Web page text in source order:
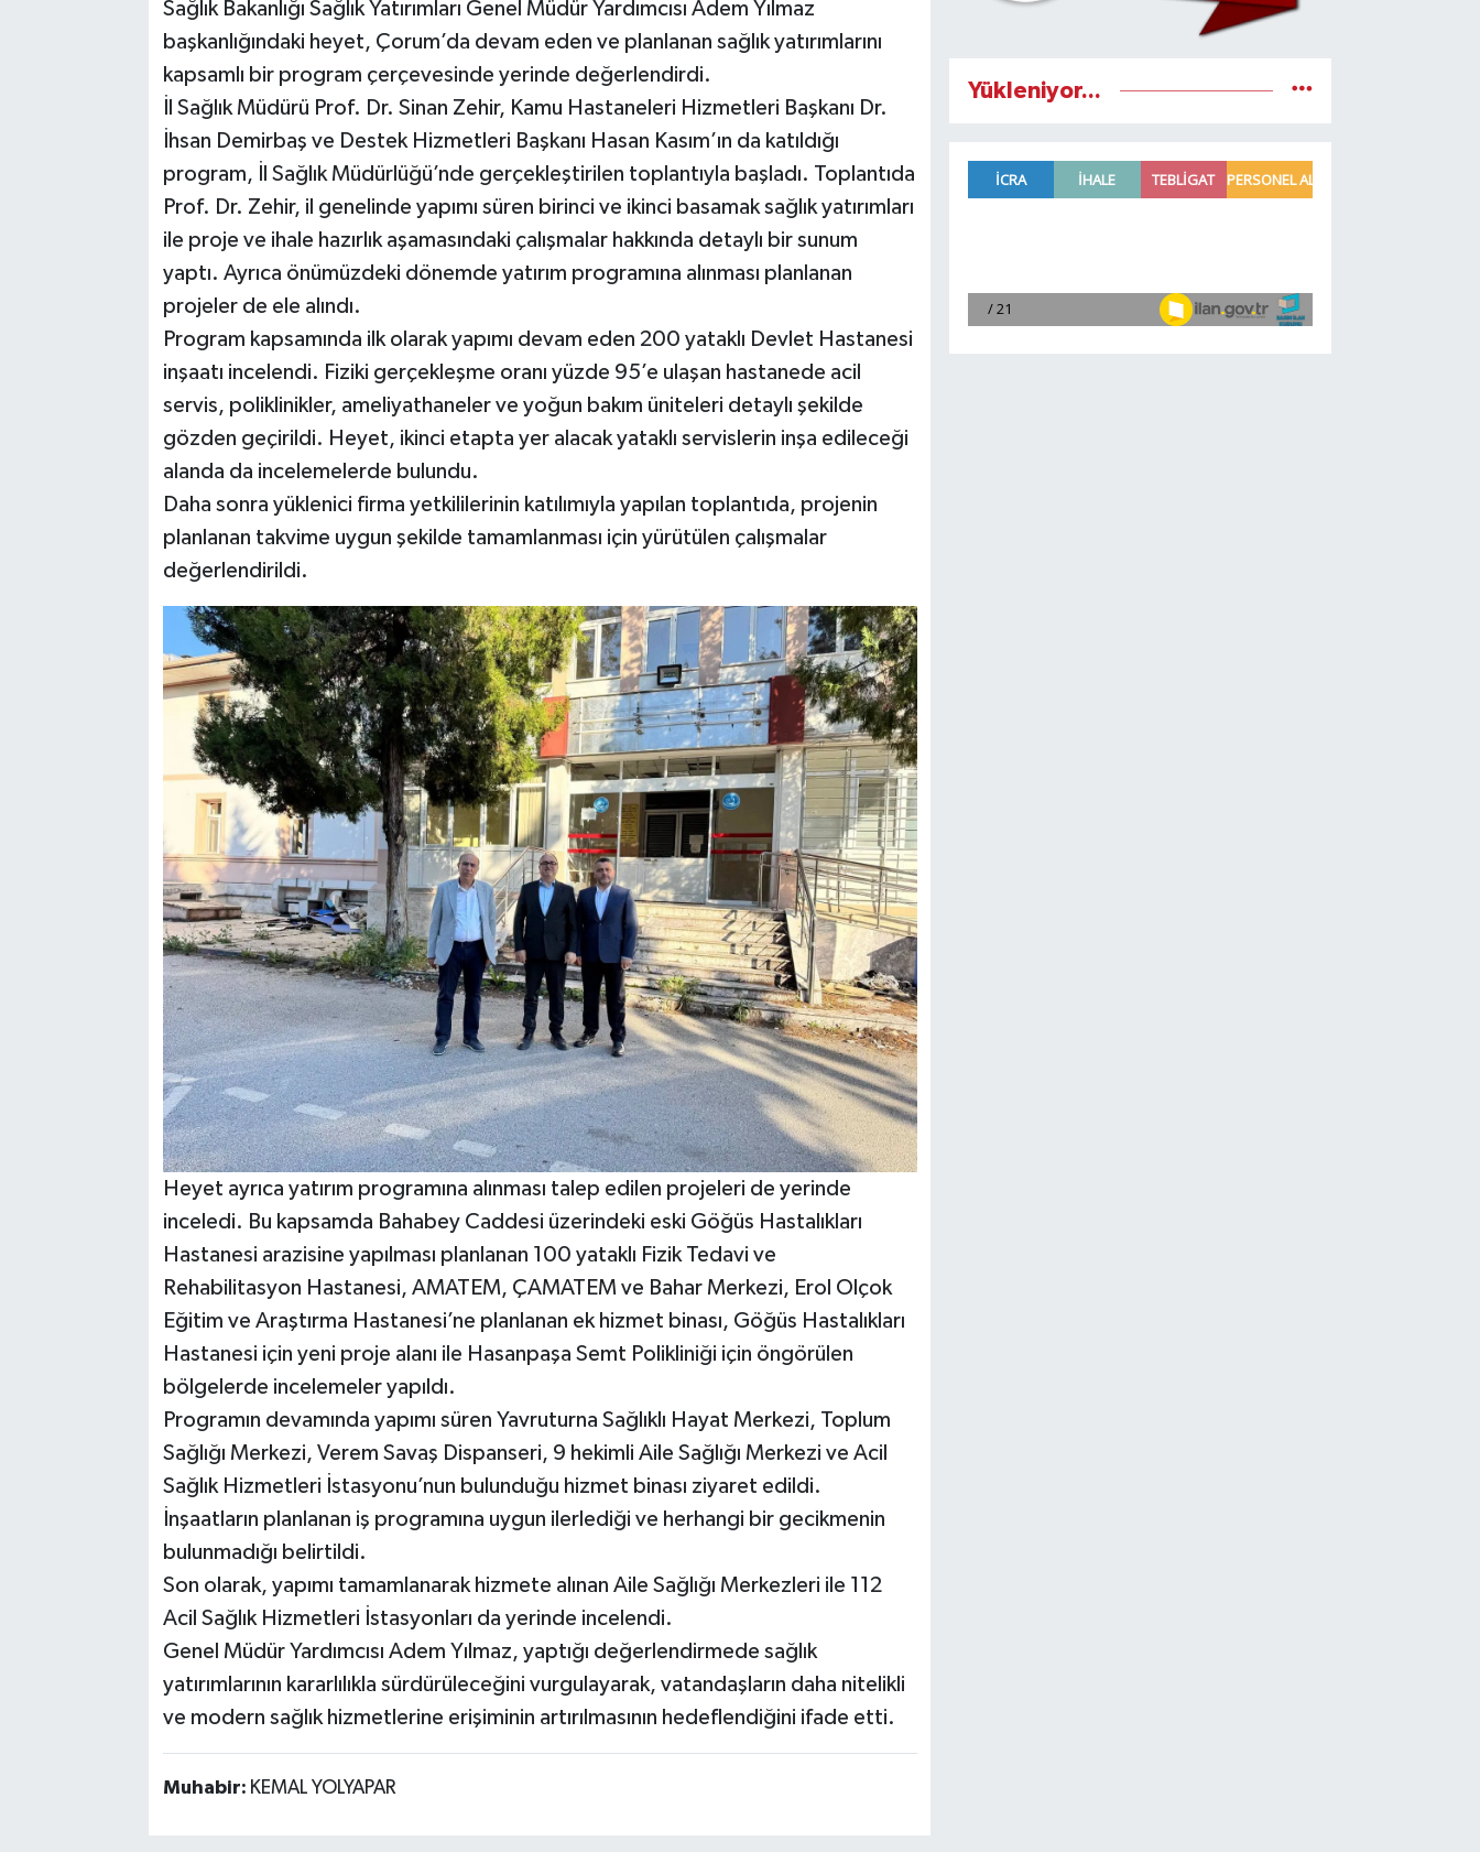
Sağlık Bakanlığı Sağlık Yatırımları Genel Müdür Yardımcısı Adem Yılmaz
başkanlığındaki heyet, Çorum’da devam eden ve planlanan sağlık yatırımlarını
kapsamlı bir program çerçevesinde yerinde değerlendirdi.
İl Sağlık Müdürü Prof. Dr. Sinan Zehir, Kamu Hastaneleri Hizmetleri Başkanı Dr.
İhsan Demirbaş ve Destek Hizmetleri Başkanı Hasan Kasım’ın da katıldığı
program, İl Sağlık Müdürlüğü’nde gerçekleştirilen toplantıyla başladı. Toplantıda
Prof. Dr. Zehir, il genelinde yapımı süren birinci ve ikinci basamak sağlık yatırımları
ile proje ve ihale hazırlık aşamasındaki çalışmalar hakkında detaylı bir sunum
yaptı. Ayrıca önümüzdeki dönemde yatırım programına alınması planlanan
projeler de ele alındı.
Program kapsamında ilk olarak yapımı devam eden 200 yataklı Devlet Hastanesi
inşaatı incelendi. Fiziki gerçekleşme oranı yüzde 95’e ulaşan hastanede acil
servis, poliklinikler, ameliyathaneler ve yoğun bakım üniteleri detaylı şekilde
gözden geçirildi. Heyet, ikinci etapta yer alacak yataklı servislerin inşa edileceği
alanda da incelemelerde bulundu.
Daha sonra yüklenici firma yetkililerinin katılımıyla yapılan toplantıda, projenin
planlanan takvime uygun şekilde tamamlanması için yürütülen çalışmalar
değerlendirildi.
Heyet ayrıca yatırım programına alınması talep edilen projeleri de yerinde
inceledi. Bu kapsamda Bahabey Caddesi üzerindeki eski Göğüs Hastalıkları
Hastanesi arazisine yapılması planlanan 100 yataklı Fizik Tedavi ve
Rehabilitasyon Hastanesi, AMATEM, ÇAMATEM ve Bahar Merkezi, Erol Olçok
Eğitim ve Araştırma Hastanesi’ne planlanan ek hizmet binası, Göğüs Hastalıkları
Hastanesi için yeni proje alanı ile Hasanpaşa Semt Polikliniği için öngörülen
bölgelerde incelemeler yapıldı.
Programın devamında yapımı süren Yavruturna Sağlıklı Hayat Merkezi, Toplum
Sağlığı Merkezi, Verem Savaş Dispanseri, 9 hekimli Aile Sağlığı Merkezi ve Acil
Sağlık Hizmetleri İstasyonu’nun bulunduğu hizmet binası ziyaret edildi.
İnşaatların planlanan iş programına uygun ilerlediği ve herhangi bir gecikmenin
bulunmadığı belirtildi.
Son olarak, yapımı tamamlanarak hizmete alınan Aile Sağlığı Merkezleri ile 112
Acil Sağlık Hizmetleri İstasyonları da yerinde incelendi.
Genel Müdür Yardımcısı Adem Yılmaz, yaptığı değerlendirmede sağlık
yatırımlarının kararlılıkla sürdürüleceğini vurgulayarak, vatandaşların daha nitelikli
ve modern sağlık hizmetlerine erişiminin artırılmasının hedeflendiğini ifade etti.
Muhabir: KEMAL YOLYAPAR
Yükleniyor...